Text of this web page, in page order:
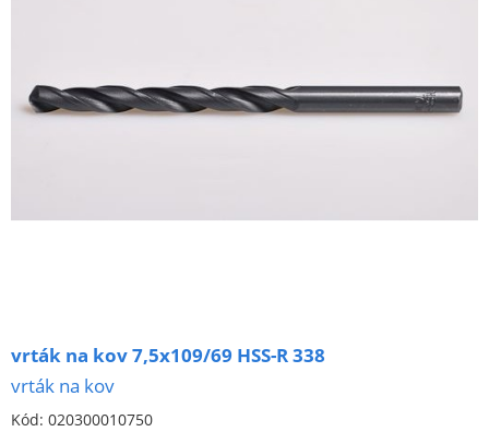
Ochranné pomůcky
Keramické brusivo
válcová stopka
HSS
HSSCo - cobaltové
vrták na kov 7,5x109/69 HSS-R 338
vrták na kov
Kód: 020300010750